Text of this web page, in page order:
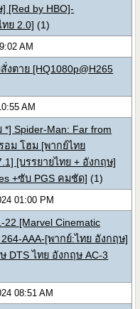
[Red by HBO]-
ทย 2.0] (1)
AM
งตาย [HQ1080p@H265
AM
Spider-Man: Far from
อม โฮม [พากย์ไทย
[บรรยายไทย + อังกฤษ]
+ซับ PGS คมชัด] (1)
01:00 PM
22 [Marvel Cinematic
AAA-[พากย์:ไทย อังกฤษ]
DTS ไทย อังกฤษ AC-3
08:51 AM